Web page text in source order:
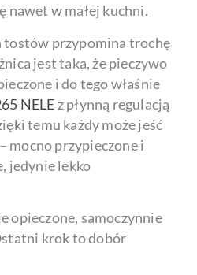
nawet w małej kuchni.
tostów przypomina trochę
jest taka, że pieczywo
i do tego właśnie
NELE z płynną regulacją
temu każdy może jeść
mocno przypieczone i
jedynie lekko
opieczone, samoczynnie
krok to dobór